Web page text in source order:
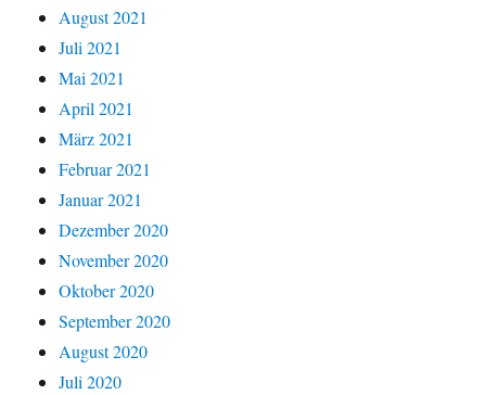
August 2021
Juli 2021
Mai 2021
April 2021
März 2021
Februar 2021
Januar 2021
Dezember 2020
November 2020
Oktober 2020
September 2020
August 2020
Juli 2020